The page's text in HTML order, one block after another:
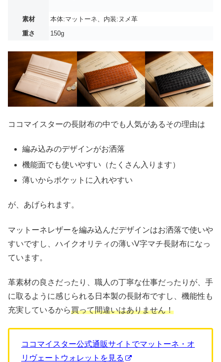
素材
本体:マットーネ、内装:ヌメ革
重さ
150g
ココマイスターの長財布の中でも人気があるその理由は
編み込みのデザインがお洒落
機能面でも使いやすい（たくさん入ります）
薄いからポケットに入れやすい
が、あげられます。
マットーネレザーを編み込んだデザインはお洒落で使いや
すいですし、ハイクオリティの薄いV字マチ長財布になっ
ています。
革素材の良さだったり、職人の丁寧な仕事だったりが、手
に取るように感じられる日本製の長財布ですし、機能性も
充実しているから買って間違いはありません！
ココマイスター公式通販サイトでマットーネ・オ
リヴェートウォレットを見る